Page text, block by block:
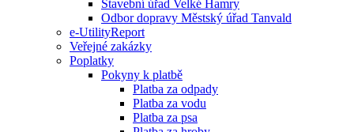
Stavební úřad Velké Hamry
Odbor dopravy Městský úřad Tanvald
e-UtilityReport
Veřejné zakázky
Poplatky
Pokyny k platbě
Platba za odpady
Platba za vodu
Platba za psa